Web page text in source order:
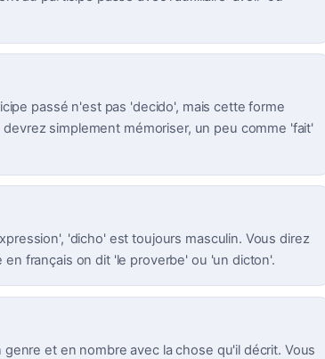
passé n'est pas 'decido', mais cette forme
simplement mémoriser, un peu comme 'fait'
'dicho' est toujours masculin. Vous direz
français on dit 'le proverbe' ou 'un dicton'.
et en nombre avec la chose qu'il décrit. Vous